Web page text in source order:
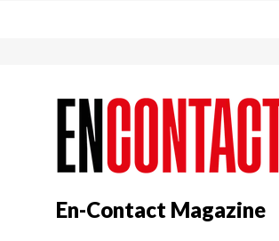
En-Contact Magazine